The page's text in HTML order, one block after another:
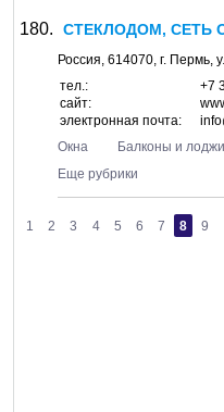
СТЕКЛОДОМ, СЕТЬ
Россия, 614070, г. Пермь,
тел.:
+7
сайт:
электронная почта:
Окна
Балконы и
Еще рубрики
1 2 3 4 5 6 7 8 9